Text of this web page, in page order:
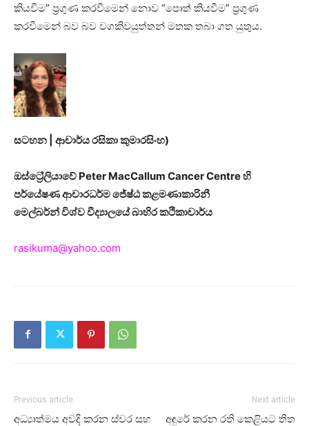
කියවීම” ප්‍රගුණ කරවීමෙන් නොව “පොත් කියවීම” ප්‍රගුණ
කරවීමෙන් බව බව වගකිවයුත්තන් මතක තබා ගත යුතුය.
සටහන | ආචාර්ය රසිකා කුමාරසිංහ)
ඔස්ට්‍රේලියාවේ Peter MacCallum Cancer Centre හි
පර්යේෂණ ආචාරධර්ම ජේෂ්ඨ කළමණාකාරිනී
මෙල්බර්න් විශ්ව වීද්‍යාලයේ බාහිර කථිකාචාර්ය
rasikuma@yahoo.com
Previous article
අධ්‍යාත්මය අවදි කරන ස්වර සහ
Next article
අඳුරේ කරන රති කෙළියට තිත